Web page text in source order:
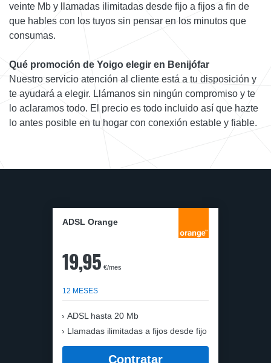
veinte Mb y llamadas ilimitadas desde fijo a fijos a fin de
que hables con los tuyos sin pensar en los minutos que
consumas.
Qué promoción de Yoigo elegir en Benijófar
Nuestro servicio atención al cliente está a tu disposición y
te ayudará a elegir. Llámanos sin ningún compromiso y te
lo aclaramos todo. El precio es todo incluido así que hazte
lo antes posible en tu hogar con conexión estable y fiable.
ADSL Orange
19,95 €/mes
12 MESES
ADSL hasta 20 Mb
Llamadas ilimitadas a fijos desde fijo
Contratar